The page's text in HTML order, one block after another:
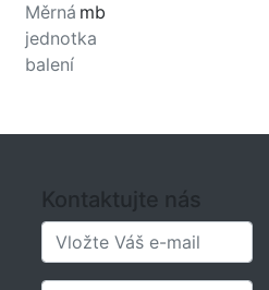
Měrná
jednotka
balení
mb
Kontaktujte nás